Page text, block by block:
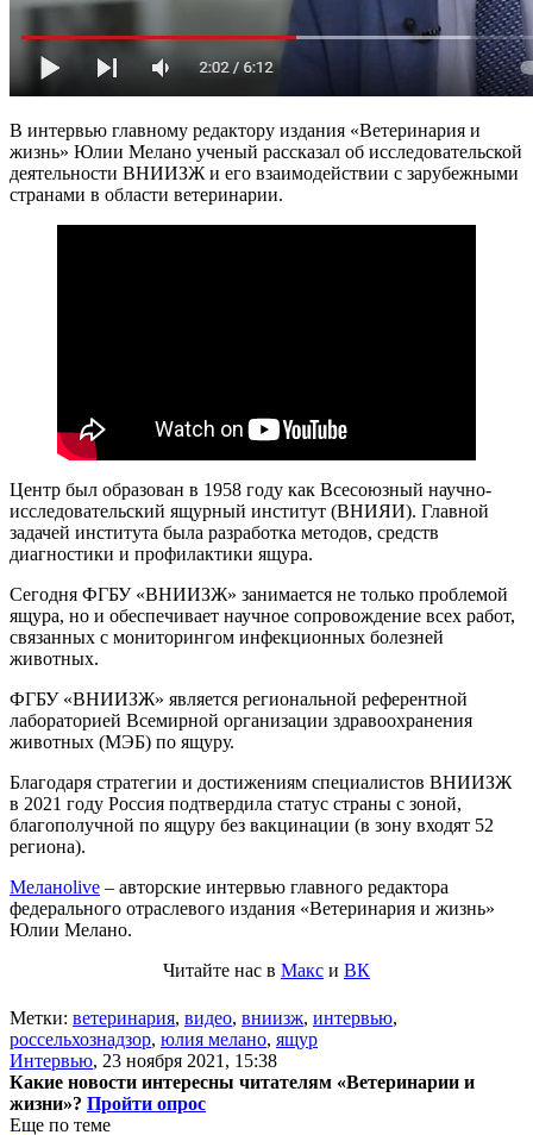
В интервью главному редактору издания «Ветеринария и
жизнь» Юлии Мелано ученый рассказал об исследовательской
деятельности ВНИИЗЖ и его взаимодействии с зарубежными
странами в области ветеринарии.
Центр был образован в 1958 году как Всесоюзный научно-
исследовательский ящурный институт (ВНИЯИ). Главной
задачей института была разработка методов, средств
диагностики и профилактики ящура.
Сегодня ФГБУ «ВНИИЗЖ» занимается не только проблемой
ящура, но и обеспечивает научное сопровождение всех работ,
связанных с мониторингом инфекционных болезней
животных.
ФГБУ «ВНИИЗЖ» является региональной референтной
лабораторией Всемирной организации здравоохранения
животных (МЭБ) по ящуру.
Благодаря стратегии и достижениям специалистов ВНИИЗЖ
в 2021 году Россия подтвердила статус страны с зоной,
благополучной по ящуру без вакцинации (в зону входят 52
региона).
Меланоlive – авторские интервью главного редактора
федерального отраслевого издания «Ветеринария и жизнь»
Юлии Мелано.
Читайте нас в Макс и ВК
Метки: ветеринария, видео, вниизж, интервью,
россельхознадзор, юлия мелано, ящур
Интервью, 23 ноября 2021, 15:38
Какие новости интересны читателям «Ветеринарии и
жизни»? Пройти опрос
Еще по теме